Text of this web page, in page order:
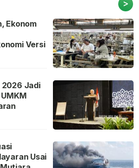
>
Ekonom
Versi
2026 Jadi
Usai